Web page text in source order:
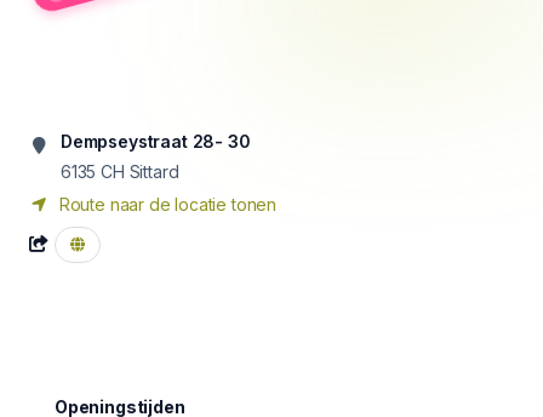
Dempseystraat 28- 30
6135 CH Sittard
Route naar de locatie tonen
Openingstijden